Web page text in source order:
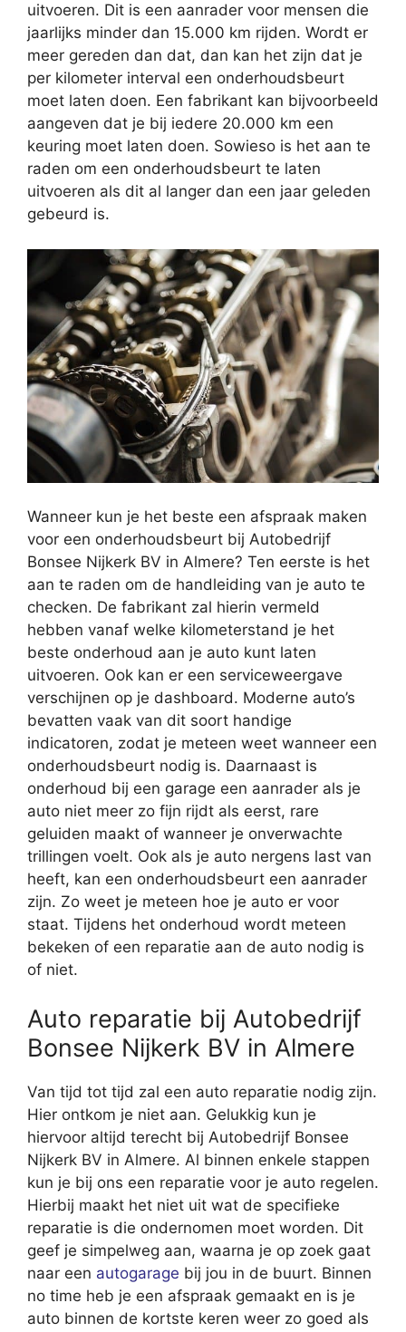
uitvoeren. Dit is een aanrader voor mensen die
jaarlijks minder dan 15.000 km rijden. Wordt er
meer gereden dan dat, dan kan het zijn dat je
per kilometer interval een onderhoudsbeurt
moet laten doen. Een fabrikant kan bijvoorbeeld
aangeven dat je bij iedere 20.000 km een
keuring moet laten doen. Sowieso is het aan te
raden om een onderhoudsbeurt te laten
uitvoeren als dit al langer dan een jaar geleden
gebeurd is.
Wanneer kun je het beste een afspraak maken
voor een onderhoudsbeurt bij Autobedrijf
Bonsee Nijkerk BV in Almere? Ten eerste is het
aan te raden om de handleiding van je auto te
checken. De fabrikant zal hierin vermeld
hebben vanaf welke kilometerstand je het
beste onderhoud aan je auto kunt laten
uitvoeren. Ook kan er een serviceweergave
verschijnen op je dashboard. Moderne auto’s
bevatten vaak van dit soort handige
indicatoren, zodat je meteen weet wanneer een
onderhoudsbeurt nodig is. Daarnaast is
onderhoud bij een garage een aanrader als je
auto niet meer zo fijn rijdt als eerst, rare
geluiden maakt of wanneer je onverwachte
trillingen voelt. Ook als je auto nergens last van
heeft, kan een onderhoudsbeurt een aanrader
zijn. Zo weet je meteen hoe je auto er voor
staat. Tijdens het onderhoud wordt meteen
bekeken of een reparatie aan de auto nodig is
of niet.
Auto reparatie bij Autobedrijf
Bonsee Nijkerk BV in Almere
Van tijd tot tijd zal een auto reparatie nodig zijn.
Hier ontkom je niet aan. Gelukkig kun je
hiervoor altijd terecht bij Autobedrijf Bonsee
Nijkerk BV in Almere. Al binnen enkele stappen
kun je bij ons een reparatie voor je auto regelen.
Hierbij maakt het niet uit wat de specifieke
reparatie is die ondernomen moet worden. Dit
geef je simpelweg aan, waarna je op zoek gaat
naar een autogarage bij jou in de buurt. Binnen
no time heb je een afspraak gemaakt en is je
auto binnen de kortste keren weer zo goed als